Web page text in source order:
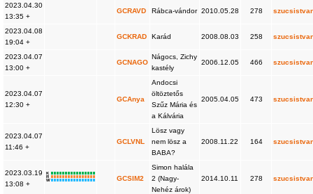
2023.04.30
13:35 +
GCRAVD Rábca-vándor 2010.05.28 278
2023.04.08
19:04 +
GCKRAD Karád 2008.08.03 258
2023.04.07
13:00 +
GCNAGO
Nágocs, Zichy
kastély
2006.12.05 466
2023.04.07
12:30 +
GCAnya
Andocsi
öltöztetős
Szűz Mária és
a Kálvária
2005.04.05 473
2023.04.07
11:46 +
GCLVNL
Lösz vagy
nem lösz a
BABA?
2008.11.22 164
2023.03.19
13:08 +
K
R
W
GCSIM2
Simon halála
2 (Nagy-
Nehéz árok)
2014.10.11 278